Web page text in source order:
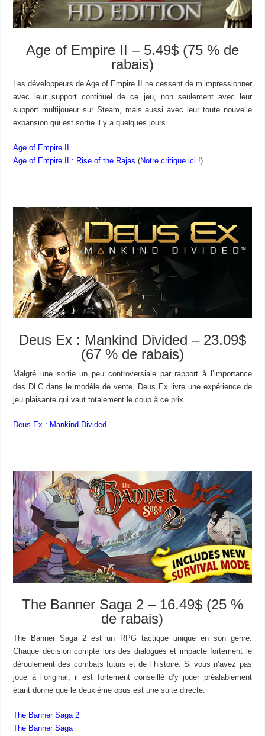
Age of Empire II – 5.49$ (75 % de
rabais)
Les développeurs de Age of Empire II ne cessent de m’impressionner
avec leur support continuel de ce jeu, non seulement avec leur
support multijoueur sur Steam, mais aussi avec leur toute nouvelle
expansion qui est sortie il y a quelques jours.
Age of Empire II
Age of Empire II : Rise of the Rajas (Notre critique ici !)
Deus Ex : Mankind Divided – 23.09$
(67 % de rabais)
Malgré une sortie un peu controversiale par rapport à l’importance
des DLC dans le modèle de vente, Deus Ex livre une expérience de
jeu plaisante qui vaut totalement le coup à ce prix.
Deus Ex : Mankind Divided
The Banner Saga 2 – 16.49$ (25 %
de rabais)
The Banner Saga 2 est un RPG tactique unique en son genre.
Chaque décision compte lors des dialogues et impacte fortement le
déroulement des combats futurs et de l’histoire. Si vous n’avez pas
joué à l’original, il est fortement conseillé d’y jouer préalablement
étant donné que le deuxième opus est une suite directe.
The Banner Saga 2
The Banner Saga